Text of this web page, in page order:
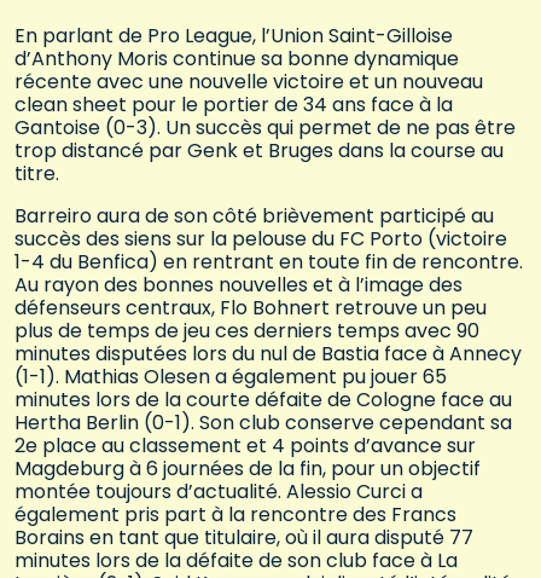
En parlant de Pro League, l’Union Saint-Gilloise
d’Anthony Moris continue sa bonne dynamique
récente avec une nouvelle victoire et un nouveau
clean sheet pour le portier de 34 ans face à la
Gantoise (0-3). Un succès qui permet de ne pas être
trop distancé par Genk et Bruges dans la course au
titre.
Barreiro aura de son côté brièvement participé au
succès des siens sur la pelouse du FC Porto (victoire
1-4 du Benfica) en rentrant en toute fin de rencontre.
Au rayon des bonnes nouvelles et à l’image des
défenseurs centraux, Flo Bohnert retrouve un peu
plus de temps de jeu ces derniers temps avec 90
minutes disputées lors du nul de Bastia face à Annecy
(1-1). Mathias Olesen a également pu jouer 65
minutes lors de la courte défaite de Cologne face au
Hertha Berlin (0-1). Son club conserve cependant sa
2e place au classement et 4 points d’avance sur
Magdeburg à 6 journées de la fin, pour un objectif
montée toujours d’actualité. Alessio Curci a
également pris part à la rencontre des Francs
Borains en tant que titulaire, où il aura disputé 77
minutes lors de la défaite de son club face à La